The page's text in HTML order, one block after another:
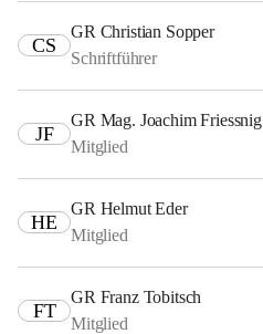
CS
GR Christian Sopper
Schriftführer
JF
GR Mag. Joachim Friessnig
Mitglied
HE
GR Helmut Eder
Mitglied
FT
GR Franz Tobitsch
Mitglied